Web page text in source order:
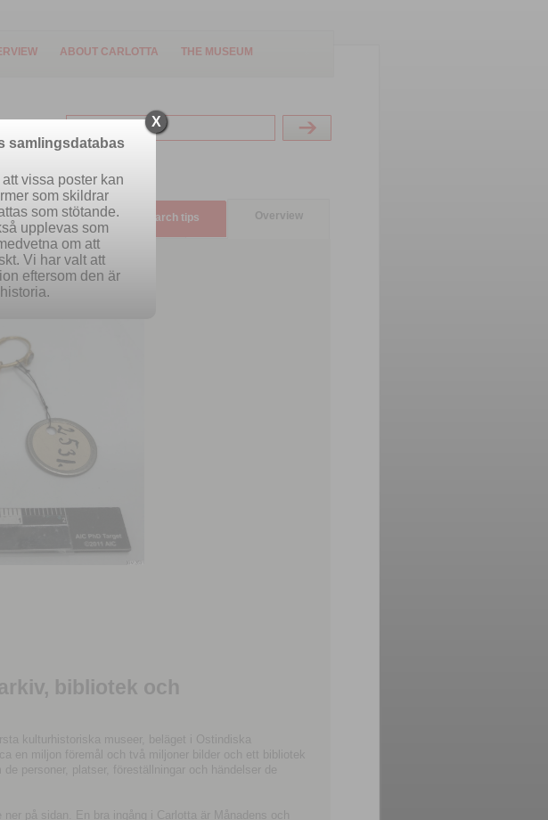
ABOUT CARLOTTA THE MUSEUM
search Search tips Overview
bibliotek och
kulturhistoriska museer, beläget i Ostindiska
en miljon föremål och två miljoner bilder och ett bibliotek
personer, platser, föreställningar och händelser de
på sidan. En bra ingång i Carlotta är Månadens och
X
samlingsdatabas
vissa poster kan
som skildrar
som stötande.
upplevas som
om att
Vi har valt att
eftersom den är